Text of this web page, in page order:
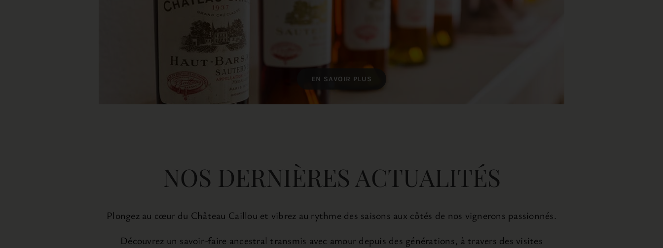
EN SAVOIR PLUS
NOS DERNIÈRES ACTUALITÉS
Plongez au cœur du Château Caillou et vibrez au rythme des saisons aux côtés de nos vignerons passionnés.
Découvrez un savoir-faire ancestral transmis avec amour depuis des générations, à travers des visites